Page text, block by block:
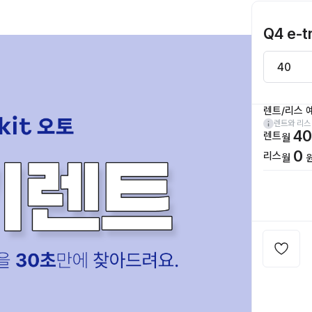
Q4 e-
렌트/리스
렌트와 리
렌트월
리스월 0